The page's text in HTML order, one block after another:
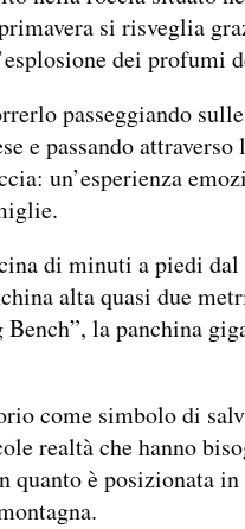
si risveglia
dei profumi
passeggiando
e passando
un’esperienza
di minuti a piedi
alta quasi due
la panchina
come simbolo di
realtà che hanno
quanto è posizionata